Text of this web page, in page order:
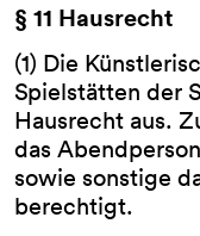
§ 11 Hausrecht
(1) Die
Spielstätten der
Hausrecht aus.
das
sowie sonstige
berechtigt.